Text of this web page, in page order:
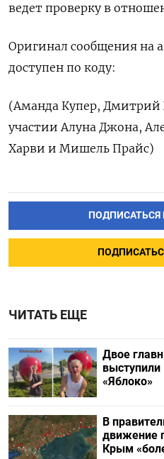
‌ведет проверку в
Оригинал сообщения на
доступен по коду:
(Аманда Купер,
участии Алуна Джона,
Харви и Мишель Прайс)
ПОДПИСАТЬСЯ
ЧИТАТЬ ЕЩЕ
Двое
«Яблоко»
В
движение
Крым